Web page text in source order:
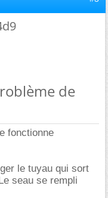
de
fonctionne
le tuyau qui sort
seau se rempli